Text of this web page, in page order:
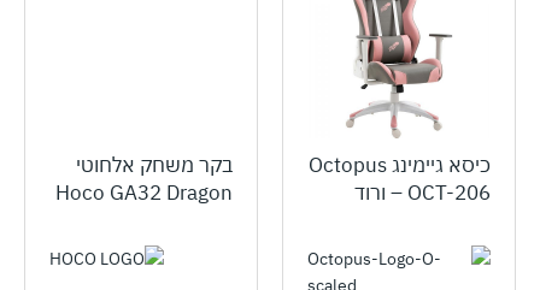
כיסא גיימינג Octopus
OCT-206 – ורוד
בקר משחק אלחוטי
Hoco GA32 Dragon